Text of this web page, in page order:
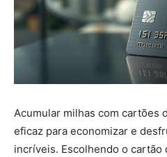
Acumular milhas com cartões
eficaz para economizar e
incríveis. Escolhendo o cartão